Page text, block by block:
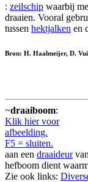
: zeilschip waarbij
draaien. Vooral
tussen hektjalken en
Bron: H. Haalmeijer, D.
~draaiboom:
Klik hier voor
afbeelding.
F5 = sluiten.
aan een draaideur
hefboom dient
Zie ook links: